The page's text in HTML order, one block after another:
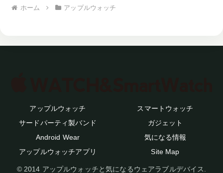
ホーム アップルウォッチ
アップルウォッチ
スマートウォッチ
サードパーティ製バンド
ガジェット
Android Wear
気になる情報
アップルウォッチアプリ
Site Map
© 2014 アップルウォッチと気になるウェアラブルデバイス.